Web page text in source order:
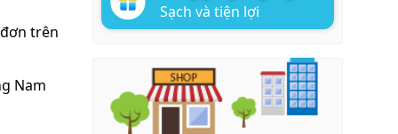
trên
Nam
Sạch và tiện lợi